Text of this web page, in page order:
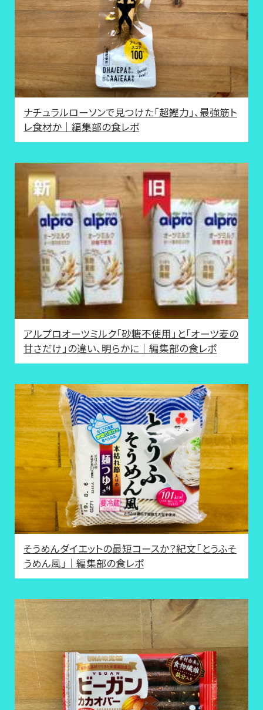
ナチュラルローソンで見つけた「超鰹力」、最強筋ト
レ食材か｜編集部の食レポ
アルプロオーツミルク「砂糖不使用」と「オーツ麦の
甘さだけ」の違い、明らかに｜編集部の食レポ
そうめんダイエットの最短コースか？紀文「とうふそ
うめん風」｜編集部の食レポ